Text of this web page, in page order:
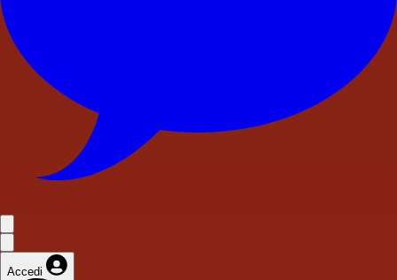
Accedi